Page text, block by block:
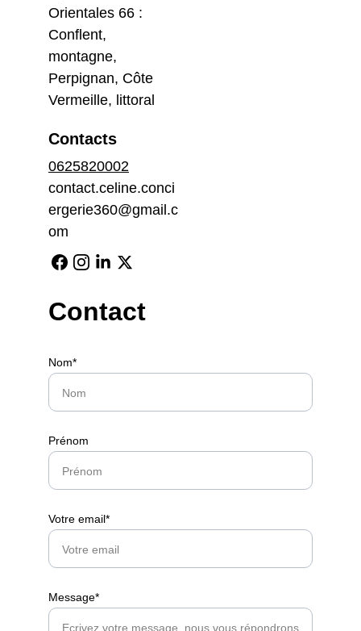
Contact
Orientales 66 :
Conflent,
montagne,
Perpignan, Côte
Vermeille, littoral
Contacts
0625820002
contact.celine.conci
ergerie360@gmail.c
om
Nom*
Prénom
Votre email*
Message*